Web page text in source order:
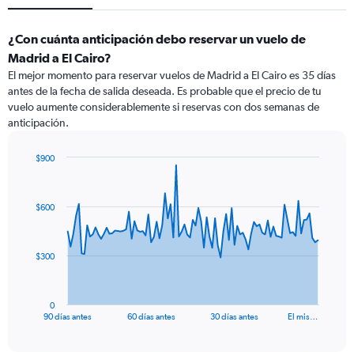
¿Con cuánta anticipación debo reservar un vuelo de
Madrid a El Cairo?
El mejor momento para reservar vuelos de Madrid a El Cairo es 35 días
antes de la fecha de salida deseada. Es probable que el precio de tu
vuelo aumente considerablemente si reservas con dos semanas de
anticipación.
data
The
90 días antes 60 días antes 30 días antes El mis…
0
$300
$600
$900